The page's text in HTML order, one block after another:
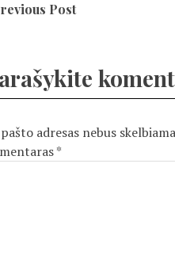
Post
adresas nebus
*